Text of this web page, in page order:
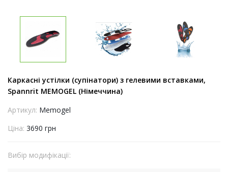
Каркасні устілки (супінатори) з гелевими вставками,
Spannrit MEMOGEL (Німеччина)
Артикул: Memogel
Ціна: 3690 грн
Вибір модифікації: